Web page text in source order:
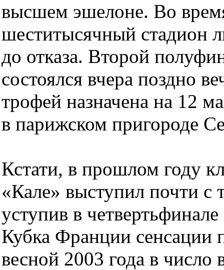
высшем эшелоне. Во
шеститысячный стадион
до отказа. Второй
состоялся вчера поздно
трофей назначена на 12
в парижском пригороде
Кстати, в прошлом году
«Кале» выступил почти
уступив в
Кубка Франции сенсации
весной 2003 года в